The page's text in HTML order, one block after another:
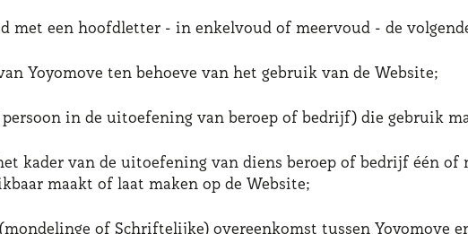
met een hoofdletter - in enkelvoud of meervoud - de
Yoyomove ten behoeve van het gebruik van de Website;
in de uitoefening van beroep of bedrijf) die gebruik
kader van de uitoefening van diens beroep of bedrijf één of
maakt of laat maken op de Website;
of Schriftelijke) overeenkomst tussen Yoyomove